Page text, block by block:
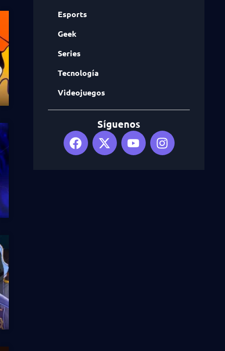
Esports
Geek
Series
Tecnología
Videojuegos
Síguenos